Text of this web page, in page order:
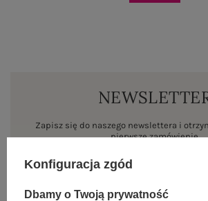
Zapisz się do naszego newslettera i
pierwsze zamówienie
Konfiguracja zgód
Dbamy o Twoją prywatność